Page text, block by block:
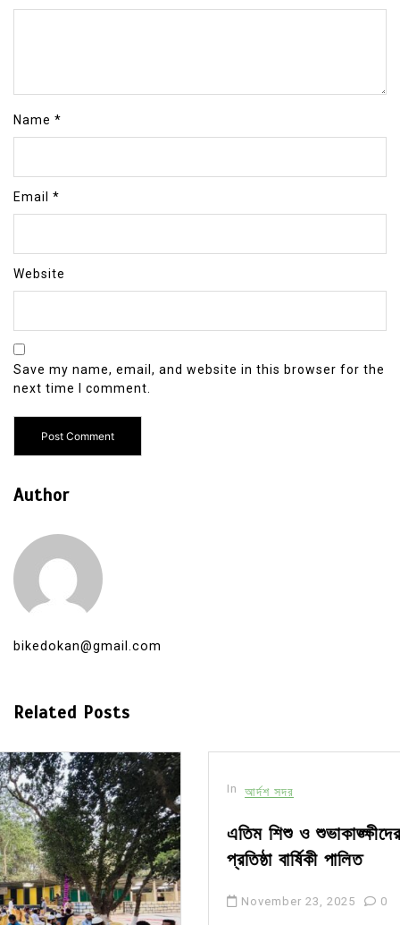
Name *
Email *
Website
Save my name, email, and website in this browser for the
next time I comment.
Author
bikedokan@gmail.com
Related Posts
In আর্দশ সদর
এতিম শিশু ও শুভাকাঙ্ক্ষীদের নিয়ে আহার বাড়ির ৪র্থ
প্রতিষ্ঠা বার্ষিকী পালিত
November 23, 2025